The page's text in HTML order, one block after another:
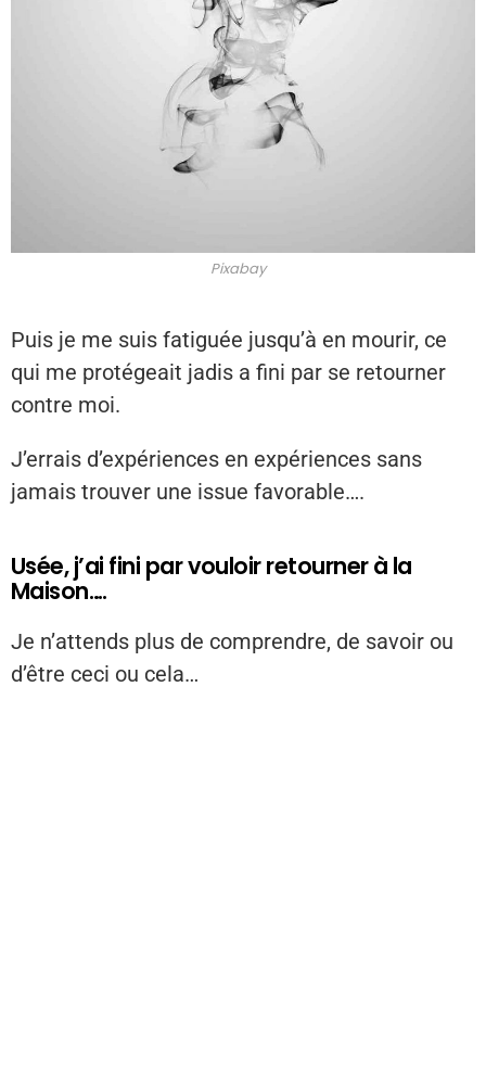
Pixabay
Puis je me suis fatiguée jusqu’à en mourir, ce
qui me protégeait jadis a fini par se retourner
contre moi.
J’errais d’expériences en expériences sans
jamais trouver une issue favorable….
Usée, j’ai fini par vouloir retourner à la
Maison….
Je n’attends plus de comprendre, de savoir ou
d’être ceci ou cela…